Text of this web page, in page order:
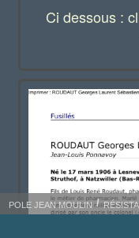
Ci dessous :
POLE JEAN MOULIN